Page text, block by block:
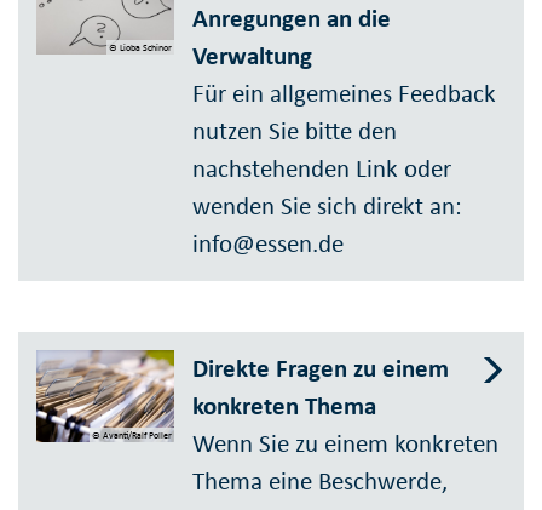
© Lioba Schinor
Anregungen an die
Verwaltung
Für ein allgemeines Feedback
nutzen Sie bitte den
nachstehenden Link oder
wenden Sie sich direkt an:
info@essen.de
© Avanti/Ralf Poller
Direkte Fragen zu einem
konkreten Thema
Wenn Sie zu einem konkreten
Thema eine Beschwerde,